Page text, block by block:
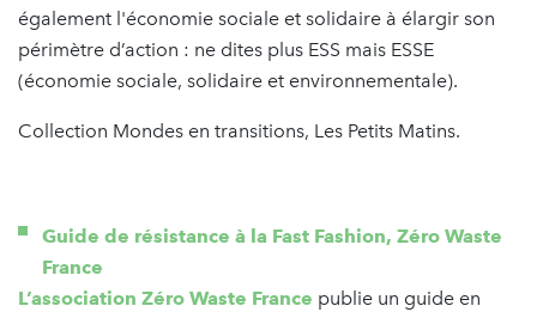
également l'économie sociale et solidaire à élargir son
périmètre d’action : ne dites plus ESS mais ESSE
(économie sociale, solidaire et environnementale).
Collection Mondes en transitions, Les Petits Matins.
Guide de résistance à la Fast Fashion, Zéro Waste
France
L’association Zéro Waste France publie un guide en